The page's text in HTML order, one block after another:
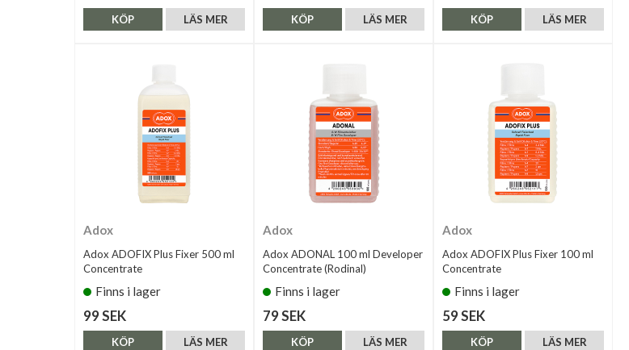
LÄS MER
KÖP LÄS MER
KÖP LÄS MER
KÖP
Adox
Adox ADOFIX Plus Fixer 500 ml
Concentrate
Finns i lager
99 SEK
LÄS MER
KÖP
Adox
Adox ADONAL 100 ml Developer
Concentrate (Rodinal)
Finns i lager
79 SEK
LÄS MER
KÖP
Adox
Adox ADOFIX Plus Fixer 100 ml
Concentrate
Finns i lager
59 SEK
LÄS MER
KÖP